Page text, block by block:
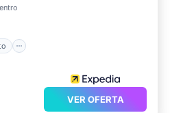
VER OFERTA